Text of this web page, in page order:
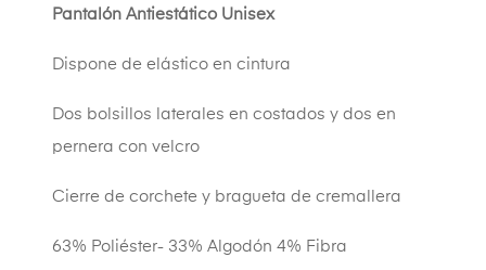
Pantalón Antiestático Unisex
Dispone de elástico en cintura
Dos bolsillos laterales en costados y dos en
pernera con velcro
Cierre de corchete y bragueta de cremallera
63% Poliéster- 33% Algodón 4% Fibra